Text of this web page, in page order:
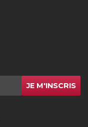
JE M'INSCRIS